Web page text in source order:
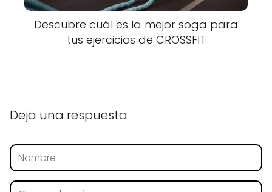
Descubre cuál es la mejor soga para
tus ejercicios de CROSSFIT
Deja una respuesta